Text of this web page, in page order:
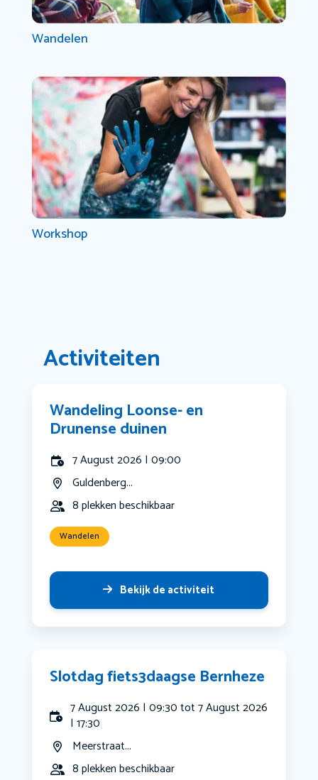
Wandelen
Workshop
Activiteiten
Wandeling Loonse- en
Drunense duinen
7 August 2026 | 09:00
Guldenberg...
8 plekken beschikbaar
Wandelen
Bekijk de activiteit
Slotdag fiets3daagse Bernheze
7 August 2026 | 09:30 tot 7 August 2026
| 17:30
Meerstraat...
8 plekken beschikbaar